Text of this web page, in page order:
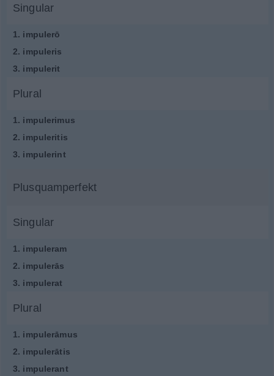
Singular
1. impulerō
2. impuleris
3. impulerit
Plural
1. impulerimus
2. impuleritis
3. impulerint
Plusquamperfekt
Singular
1. impuleram
2. impulerās
3. impulerat
Plural
1. impulerāmus
2. impulerātis
3. impulerant